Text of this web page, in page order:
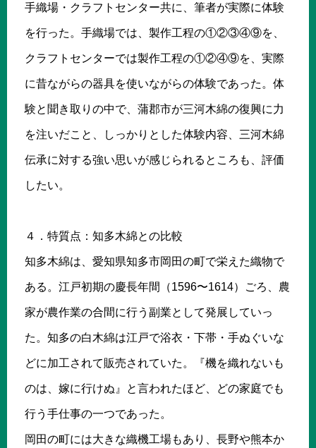
手織場・クラフトセンター共に、筆者が実際に体験
を行った。手織場では、製作工程の①②③④⑨を、
クラフトセンターでは製作工程の①②④⑨を、実際
に昔ながらの器具を使いながらの体験であった。体
験と聞き取りの中で、蒲郡市が三河木綿の復興に力
を注いだこと、しっかりとした体験内容、三河木綿
伝承に対する強い思いが感じられるところも、評価
したい。
４．特質点：知多木綿との比較
知多木綿は、愛知県知多市岡田の町で栄えた織物で
ある。江戸初期の慶長年間（1596〜1614）ごろ、農
家が農作業の合間に行う副業として発展していっ
た。知多の白木綿は江戸で浴衣・下帯・手ぬぐいな
どに加工されて販売されていた。『機を織れないも
のは、嫁に行けぬ』と言われたほど、どの家庭でも
行う手仕事の一つであった。
岡田の町には大きな織機工場もあり、長野や熊本か